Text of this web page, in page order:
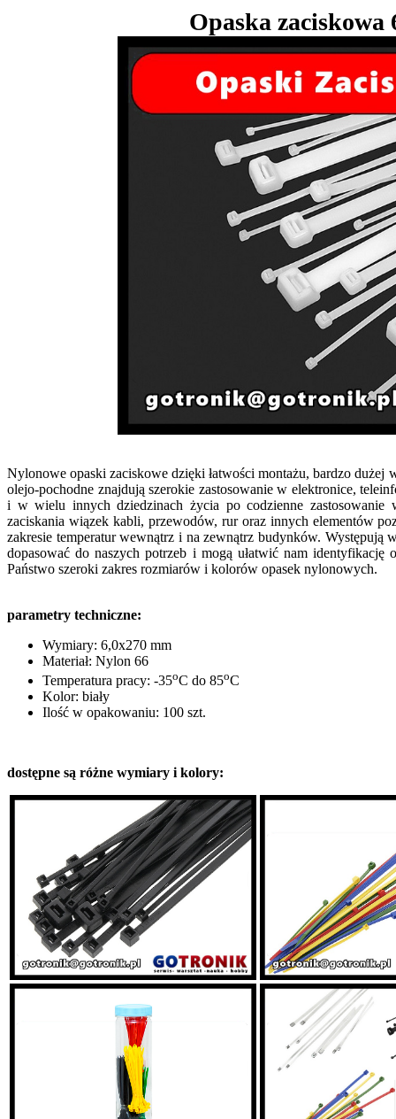
Opaska zaciskowa
Nylonowe opaski zaciskowe dzięki łatwości montażu, bardzo dużej
olejo-pochodne znajdują szerokie zastosowanie w elektronice,
i w wielu innych dziedzinach życia po codzienne
zaciskania wiązek kabli, przewodów, rur oraz innych elementów
zakresie temperatur wewnątrz i na zewnątrz budynków.
dopasować do naszych potrzeb i mogą ułatwić nam
Państwo szeroki zakres rozmiarów i kolorów opasek nylonowych.
parametry techniczne:
Wymiary: 6,0x270 mm
Materiał: Nylon 66
Temperatura pracy: -35oC do 85oC
Kolor: biały
Ilość w opakowaniu: 100 szt.
dostępne są różne wymiary i kolory: